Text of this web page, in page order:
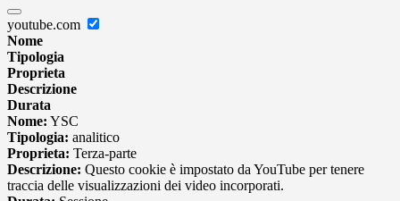
youtube.com
Nome
Tipologia
Proprieta
Descrizione
Durata
Nome: YSC
Tipologia: analitico
Proprieta: Terza-parte
Descrizione: Questo cookie è impostato da YouTube per tenere
traccia delle visualizzazioni dei video incorporati.